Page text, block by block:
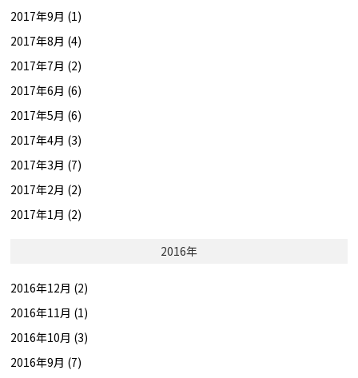
2017年9月 (1)
2017年8月 (4)
2017年7月 (2)
2017年6月 (6)
2017年5月 (6)
2017年4月 (3)
2017年3月 (7)
2017年2月 (2)
2017年1月 (2)
2016年
2016年12月 (2)
2016年11月 (1)
2016年10月 (3)
2016年9月 (7)